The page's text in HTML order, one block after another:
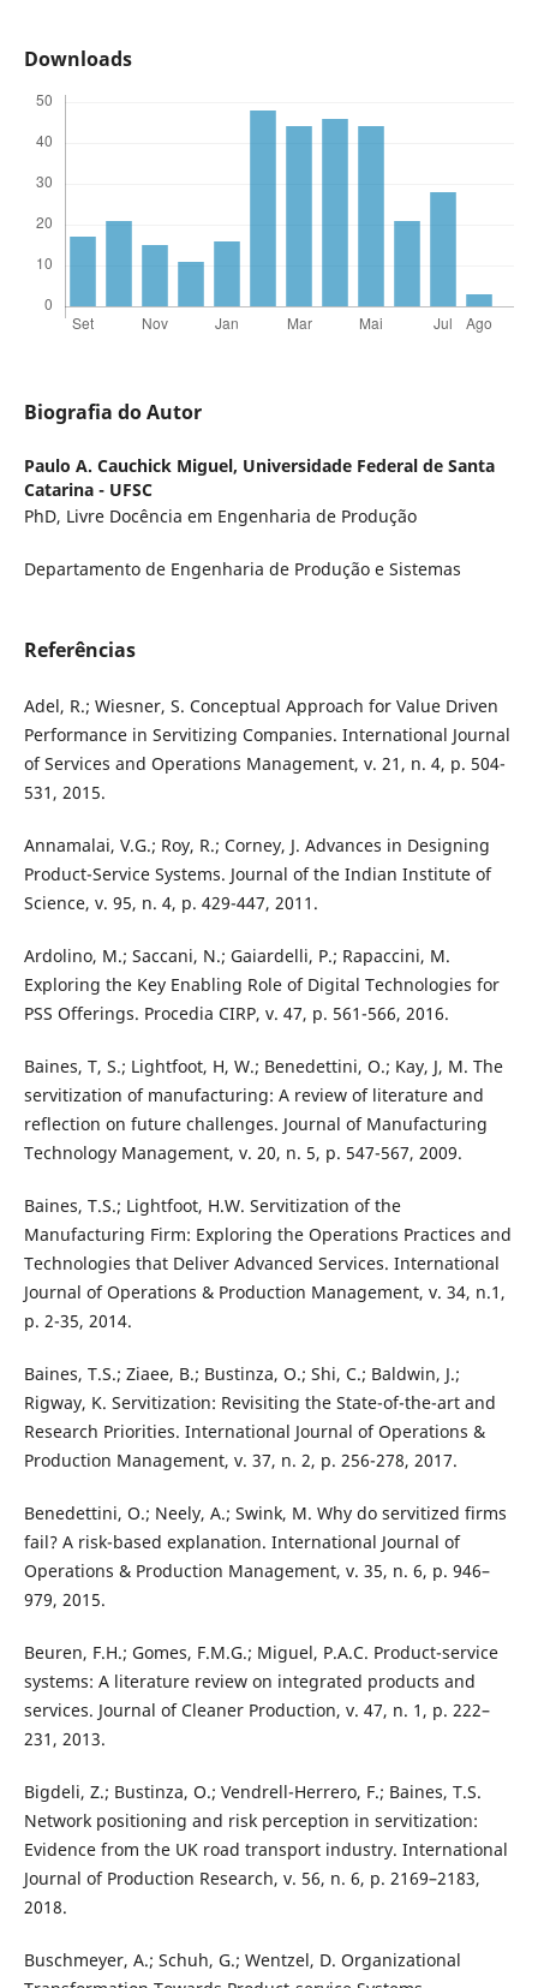
Downloads
Biografia do Autor
Paulo A. Cauchick Miguel, Universidade Federal de Santa
Catarina - UFSC
PhD, Livre Docência em Engenharia de Produção
Departamento de Engenharia de Produção e Sistemas
Referências
Adel, R.; Wiesner, S. Conceptual Approach for Value Driven
Performance in Servitizing Companies. International Journal
of Services and Operations Management, v. 21, n. 4, p. 504-
531, 2015.
Annamalai, V.G.; Roy, R.; Corney, J. Advances in Designing
Product-Service Systems. Journal of the Indian Institute of
Science, v. 95, n. 4, p. 429-447, 2011.
Ardolino, M.; Saccani, N.; Gaiardelli, P.; Rapaccini, M.
Exploring the Key Enabling Role of Digital Technologies for
PSS Offerings. Procedia CIRP, v. 47, p. 561-566, 2016.
Baines, T, S.; Lightfoot, H, W.; Benedettini, O.; Kay, J, M. The
servitization of manufacturing: A review of literature and
reflection on future challenges. Journal of Manufacturing
Technology Management, v. 20, n. 5, p. 547-567, 2009.
Baines, T.S.; Lightfoot, H.W. Servitization of the
Manufacturing Firm: Exploring the Operations Practices and
Technologies that Deliver Advanced Services. International
Journal of Operations & Production Management, v. 34, n.1,
p. 2-35, 2014.
Baines, T.S.; Ziaee, B.; Bustinza, O.; Shi, C.; Baldwin, J.;
Rigway, K. Servitization: Revisiting the State-of-the-art and
Research Priorities. International Journal of Operations &
Production Management, v. 37, n. 2, p. 256-278, 2017.
Benedettini, O.; Neely, A.; Swink, M. Why do servitized firms
fail? A risk-based explanation. International Journal of
Operations & Production Management, v. 35, n. 6, p. 946–
979, 2015.
Beuren, F.H.; Gomes, F.M.G.; Miguel, P.A.C. Product-service
systems: A literature review on integrated products and
services. Journal of Cleaner Production, v. 47, n. 1, p. 222–
231, 2013.
Bigdeli, Z.; Bustinza, O.; Vendrell-Herrero, F.; Baines, T.S.
Network positioning and risk perception in servitization:
Evidence from the UK road transport industry. International
Journal of Production Research, v. 56, n. 6, p. 2169–2183,
2018.
Buschmeyer, A.; Schuh, G.; Wentzel, D. Organizational